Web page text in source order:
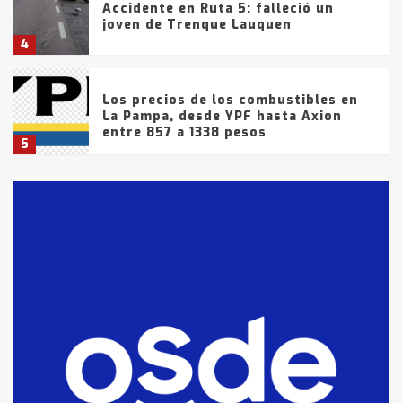
4
Accidente en Ruta 5: falleció un
joven de Trenque Lauquen
5
Los precios de los combustibles en
La Pampa, desde YPF hasta Axion
entre 857 a 1338 pesos
fueron detenidos por
comercialización de drogas en la
tarde del sábado
T.Lauquen: se vendió el edificio de